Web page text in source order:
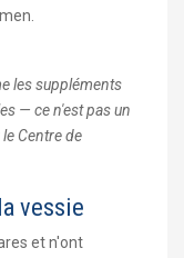
les suppléments
— ce n'est pas un
Centre de
vessie
et n'ont